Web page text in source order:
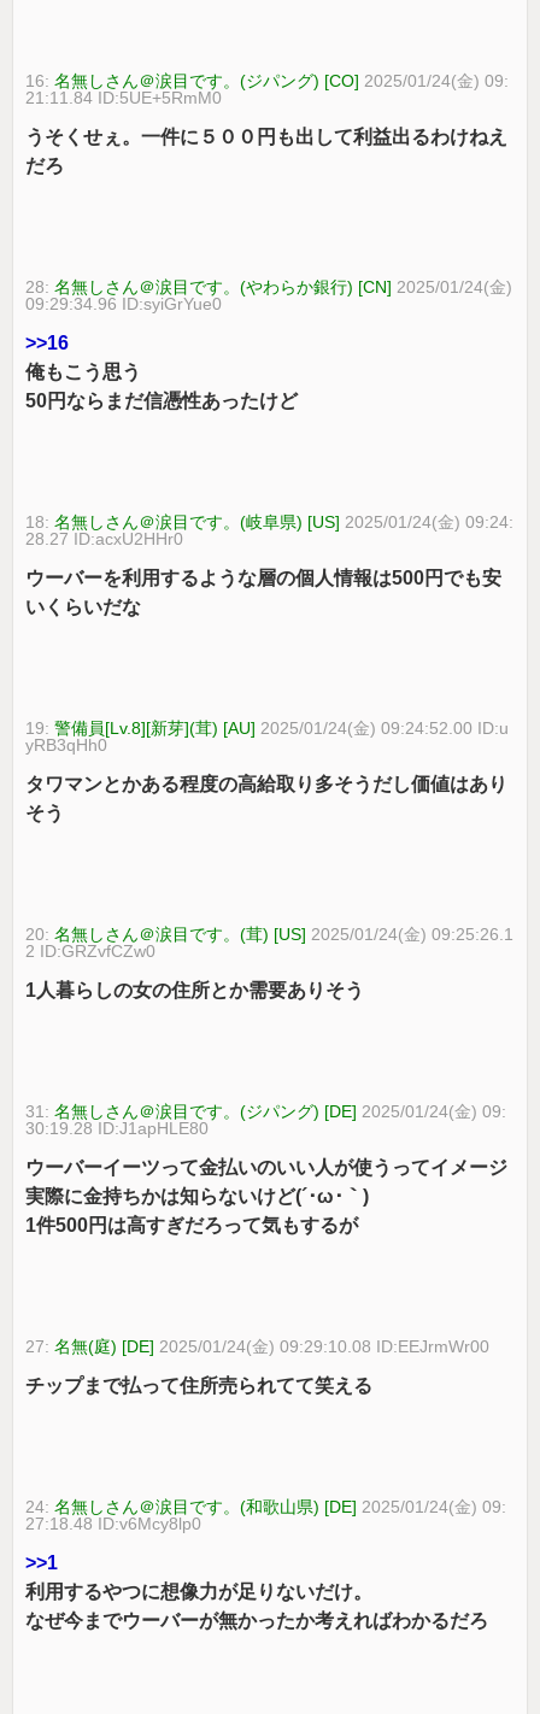
16:名無しさん＠涙目です。(ジパング) [CO] 2025/01/24(金) 09:
21:11.84 ID:5UE+5RmM0
うそくせぇ。一件に５００円も出して利益出るわけねえ
だろ
28:名無しさん＠涙目です。(やわらか銀行) [CN] 2025/01/24(金)
09:29:34.96 ID:syiGrYue0
>>16
俺もこう思う
50円ならまだ信憑性あったけど
18:名無しさん＠涙目です。(岐阜県) [US] 2025/01/24(金) 09:24:
28.27 ID:acxU2HHr0
ウーバーを利用するような層の個人情報は500円でも安
いくらいだな
19:警備員[Lv.8][新芽](茸) [AU] 2025/01/24(金) 09:24:52.00 ID:u
yRB3qHh0
タワマンとかある程度の高給取り多そうだし価値はあり
そう
20:名無しさん＠涙目です。(茸) [US] 2025/01/24(金) 09:25:26.1
2 ID:GRZvfCZw0
1人暮らしの女の住所とか需要ありそう
31:名無しさん＠涙目です。(ジパング) [DE] 2025/01/24(金) 09:
30:19.28 ID:J1apHLE80
ウーバーイーツって金払いのいい人が使うってイメージ
実際に金持ちかは知らないけど(´･ω･｀)
1件500円は高すぎだろって気もするが
27:名無(庭) [DE] 2025/01/24(金) 09:29:10.08 ID:EEJrmWr00
チップまで払って住所売られてて笑える
24:名無しさん＠涙目です。(和歌山県) [DE] 2025/01/24(金) 09:
27:18.48 ID:v6Mcy8lp0
>>1
利用するやつに想像力が足りないだけ。
なぜ今までウーバーが無かったか考えればわかるだろ